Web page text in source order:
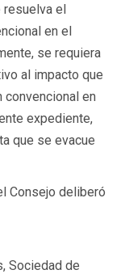
resuelva el
en el
se requiera
al impacto que
convencional en
expediente,
que se evacue
Consejo deliberó
Sociedad de